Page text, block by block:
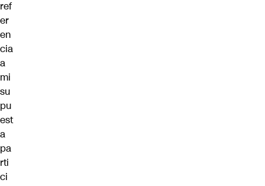
ref
er
en
cia
a
mi
su
pu
est
a
pa
rti
ci